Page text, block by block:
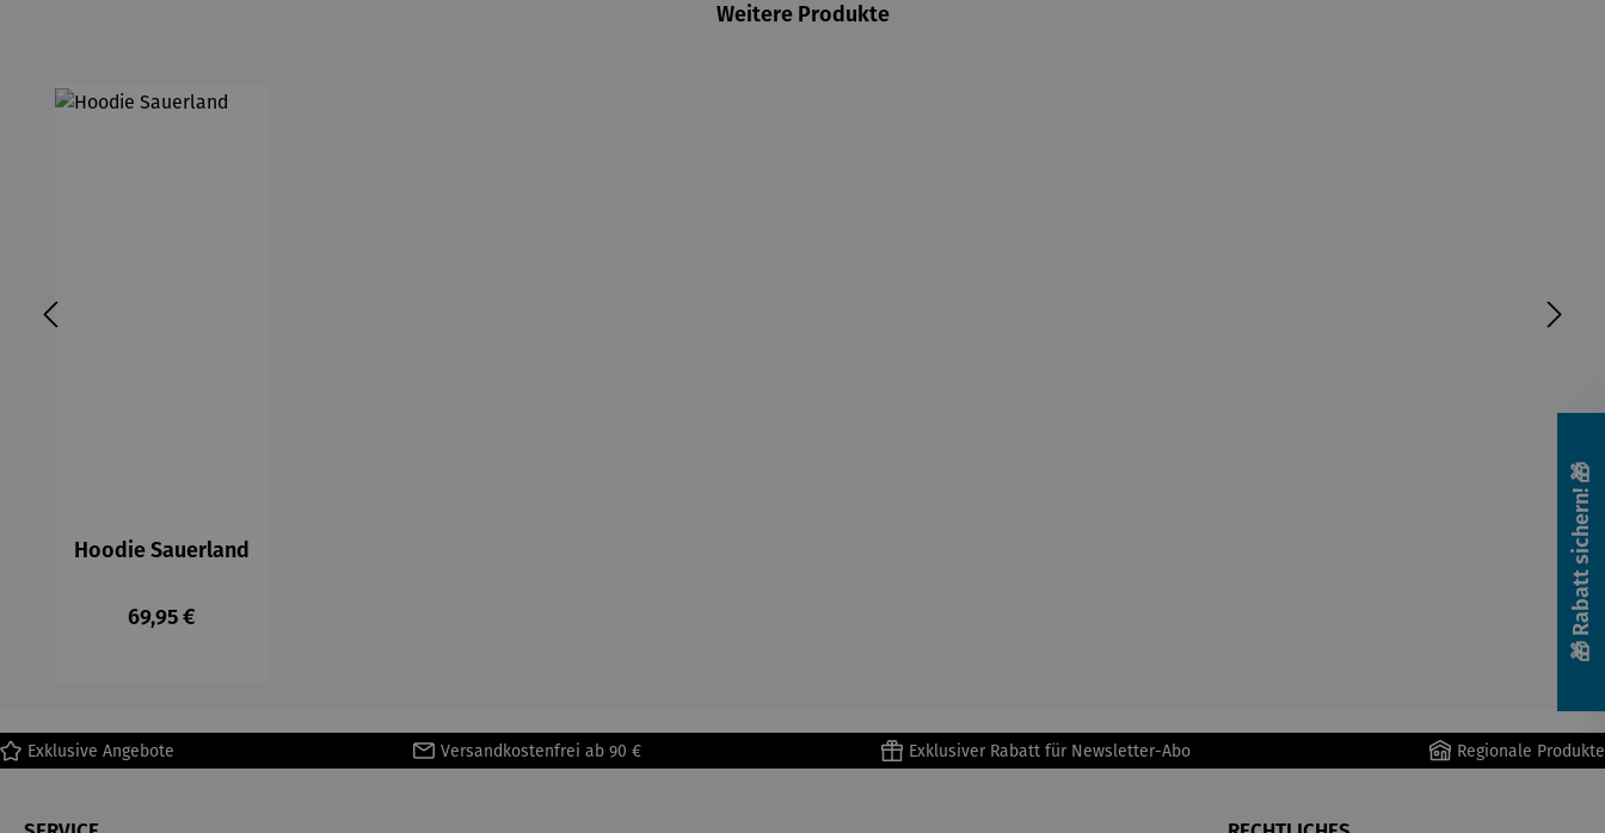
Weitere Produkte
Hoodie Sauerland
Regulärer Preis:
69,95 €
Exklusive Angebote Versandkostenfrei ab 90 € Exklusiver Rabatt für Newsletter-Abo Regionale Produkte
🎁 Rabatt sichern! 🎁